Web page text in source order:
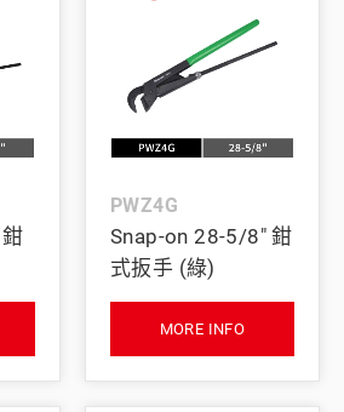
PWZ4G
Snap-on 28-5/8" 鉗
式扳手 (綠)
MORE INFO